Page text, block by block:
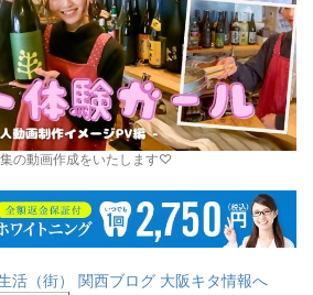
の動画作成をいたします♡